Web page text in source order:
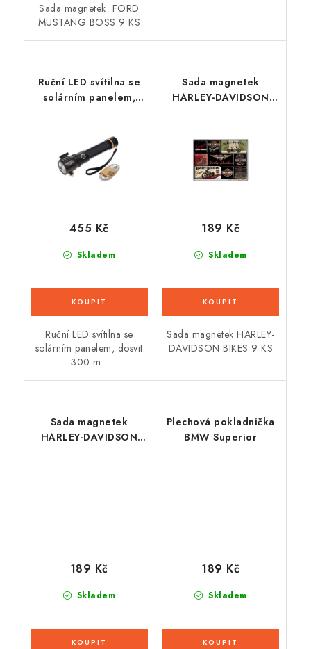
Sada magnetek FORD
MUSTANG BOSS 9 KS
Ruční LED svítilna se
solárním panelem,
Skladem
455 Kč
Ruční LED svítilna se
solárním panelem, dosvit
300 m
Sada magnetek
HARLEY-DAVIDSON
Skladem
189 Kč
Sada magnetek HARLEY-
DAVIDSON BIKES 9 KS
Sada magnetek
HARLEY-DAVIDSON
Skladem
189 Kč
Plechová pokladnička
BMW Superior
Skladem
189 Kč